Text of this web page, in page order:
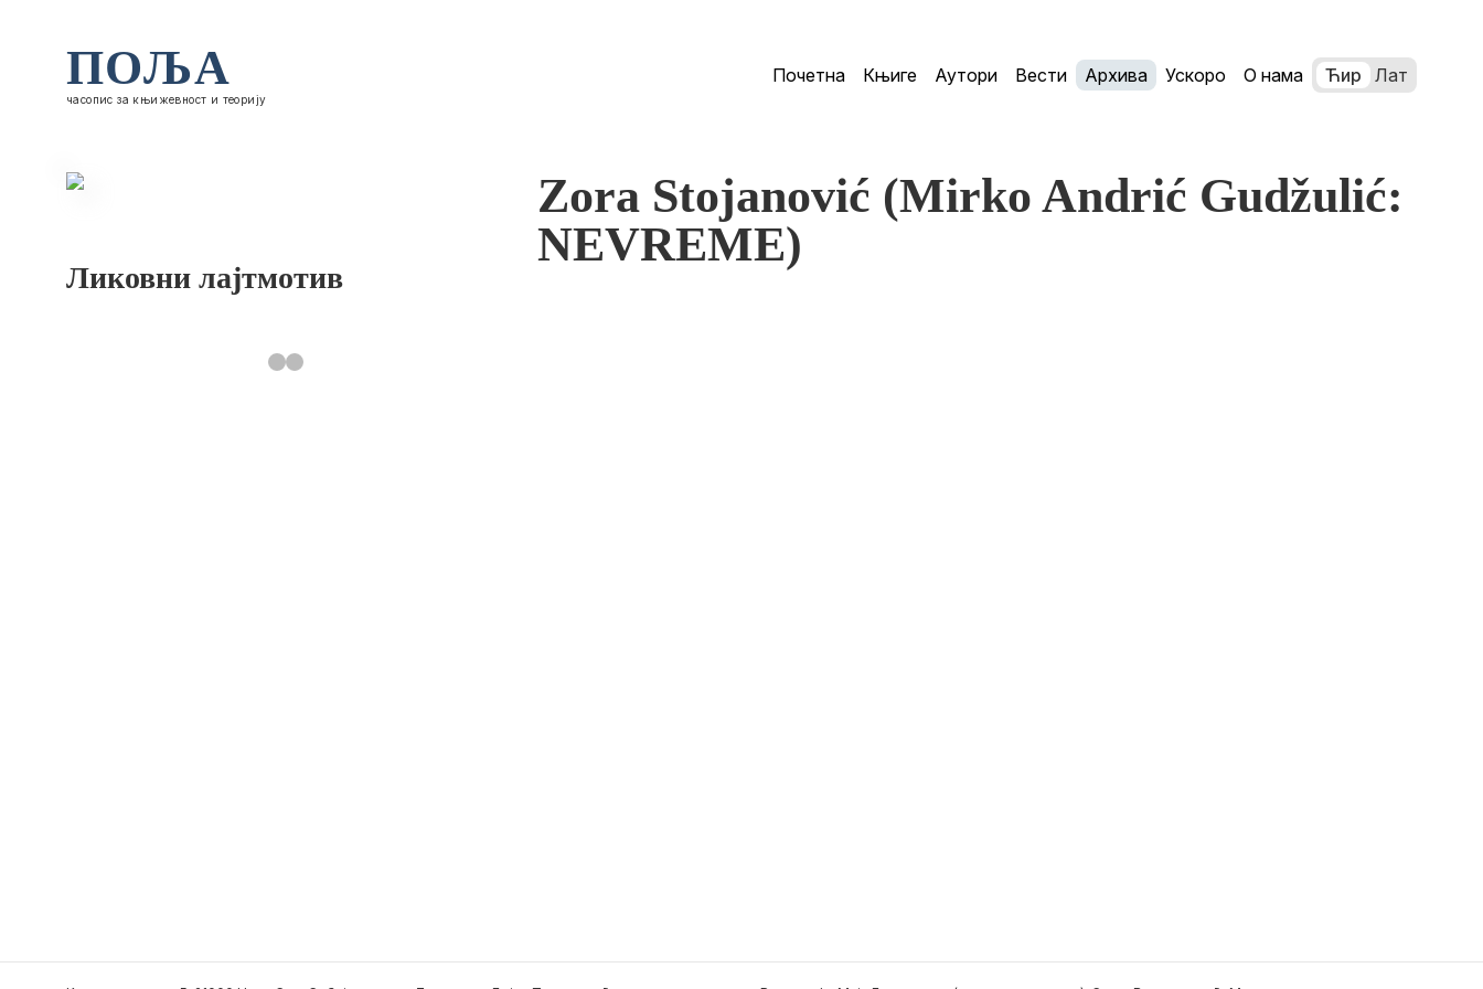
ПОЉА
часопис за књижевност и теорију
Почетна Књиге Аутори Вести Архива Ускоро О нама Ћир Лат
Ликовни лајтмотив
Zora Stojanović (Mirko Andrić Gudžulić:
NEVREME)